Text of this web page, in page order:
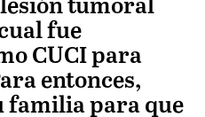
tumoral
fue
CUCI para
entonces,
familia para que